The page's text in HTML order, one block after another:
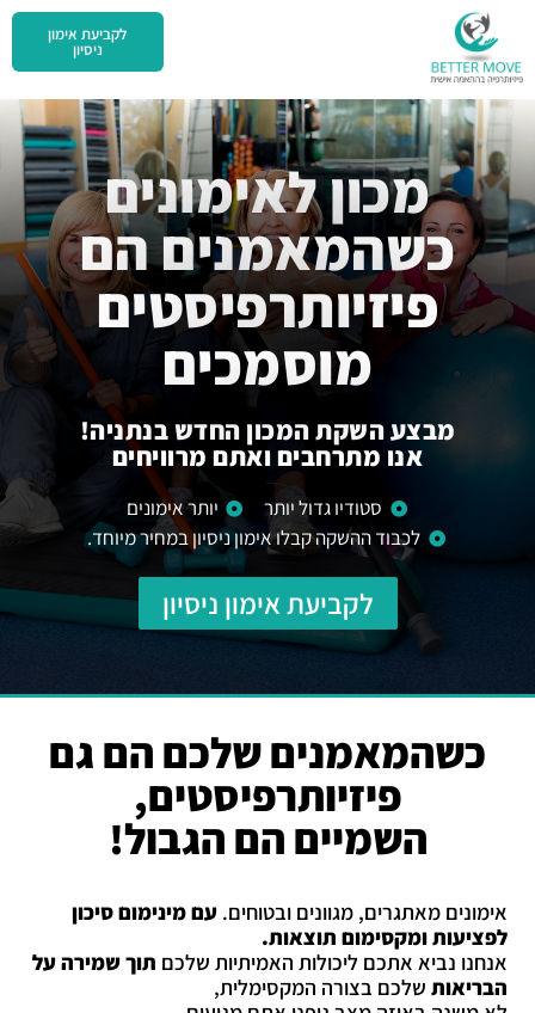
לקביעת אימון
ניסיון
מכון לאימונים
כשהמאמנים הם
פיזיותרפיסטים
מוסמכים
מבצע השקת המכון החדש בנתניה!
אנו מתרחבים ואתם מרוויחים
סטודיו גדול יותר
יותר אימונים
לכבוד ההשקה קבלו אימון ניסיון במחיר מיוחד.
לקביעת אימון ניסיון
כשהמאמנים שלכם הם גם
פיזיותרפיסטים,
השמיים הם הגבול!
אימונים מאתגרים, מגוונים ובטוחים. עם מינימום סיכון
לפציעות ומקסימום תוצאות.
אנחנו נביא אתכם ליכולות האמיתיות שלכם תוך שמירה על
הבריאותשלכם בצורה המקסימלית,